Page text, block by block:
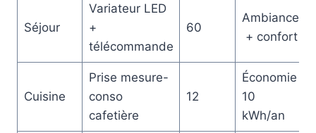
Séjour
Variateur LED
+
télécommande
60
Ambiance
+ confort
Cuisine
Prise mesure-
conso
cafetière
12
Économie
10
kWh/an